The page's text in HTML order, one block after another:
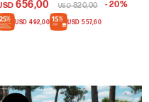
656,00 USD 820,00 20
USD 492,00 USD 557,60